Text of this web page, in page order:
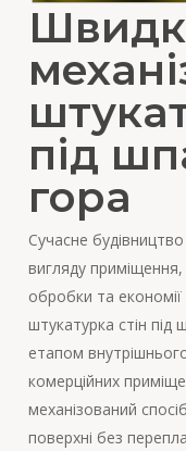
під
гора
Сучасне
вигляду приміщення,
обробки та
штукатурка стін
етапом
комерційних
механізований
поверхні без